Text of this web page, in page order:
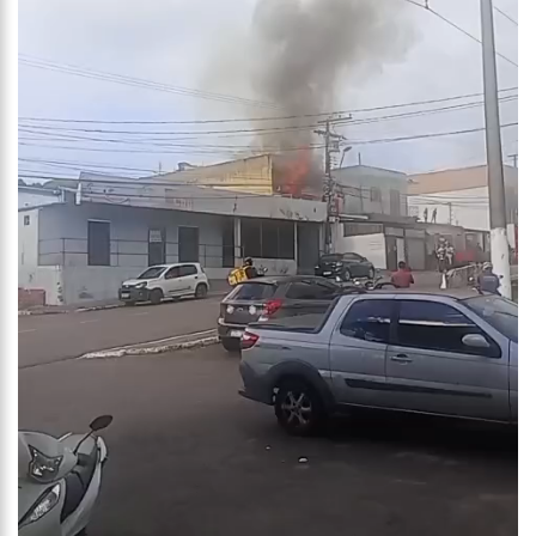
familiares e amigos que compareceram ao velório.
Omar Aziz anuncia, CPI da Covid não fará recesso.
18:55
594 doses vencidas da AstraZeneca foram aplicadas no
Amazonas
18:13 402 mil casos de covid-19, já ultrapassa no Amazonas e
registra 14 novos óbitos.
07:35 Covid-19, Wilson Lima, família Lins X CPI DA SAÚDE – AM
20:57 Atenção Para O Golpe Do PIX; Polícia Faz Alerta Importante
18:53 Saiba quem é o novo amor de Flordelis. ela aparece em
vídeo chamando jovem de “amor”
Fausto Júnior Pode Ser O Primeiro A Sair Preso Da CPI Da
Covid
Prefeitura de Manaus define esquema para o ‘viradão’ da
vacinação contra a Covid-19 nos dias 29 e 30/6
07:21 Mais de 100 agentes da Segurança Pública atuaram durante
07:17 Polícia Militar recupera veículos e detém suspeito por furto